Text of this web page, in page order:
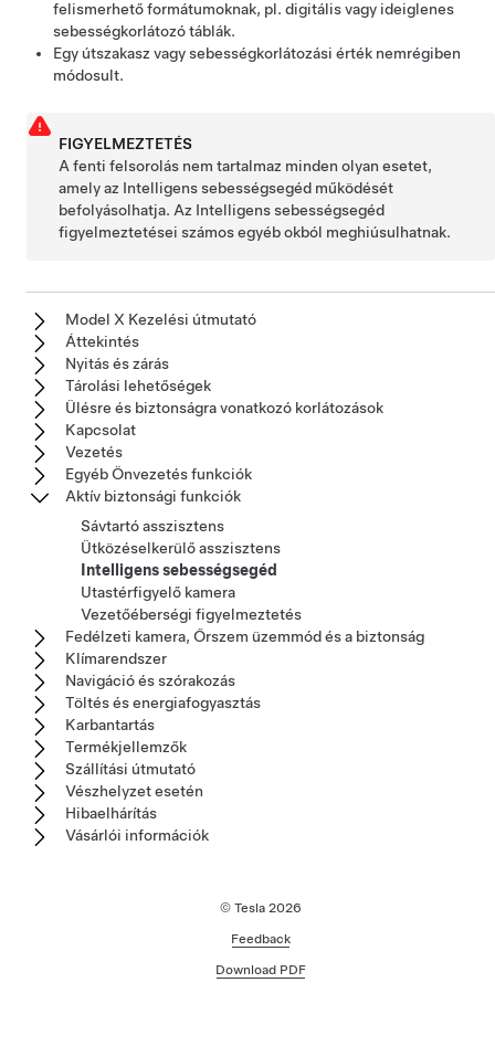
felismerhető formátumoknak, pl. digitális vagy ideiglenes
sebességkorlátozó táblák.
Egy útszakasz vagy sebességkorlátozási érték nemrégiben
módosult.
FIGYELMEZTETÉS
A fenti felsorolás nem tartalmaz minden olyan esetet,
amely az Intelligens sebességsegéd működését
befolyásolhatja. Az Intelligens sebességsegéd
figyelmeztetései számos egyéb okból meghiúsulhatnak.
Model X Kezelési útmutató
Áttekintés
Nyitás és zárás
Tárolási lehetőségek
Ülésre és biztonságra vonatkozó korlátozások
Kapcsolat
Vezetés
Egyéb Önvezetés funkciók
Aktív biztonsági funkciók
Sávtartó asszisztens
Ütközéselkerülő asszisztens
Intelligens sebességsegéd
Utastérfigyelő kamera
Vezetőéberségi figyelmeztetés
Fedélzeti kamera, Őrszem üzemmód és a biztonság
Klímarendszer
Navigáció és szórakozás
Töltés és energiafogyasztás
Karbantartás
Termékjellemzők
Szállítási útmutató
Vészhelyzet esetén
Hibaelhárítás
Vásárlói információk
© Tesla 2026
Feedback
Download PDF